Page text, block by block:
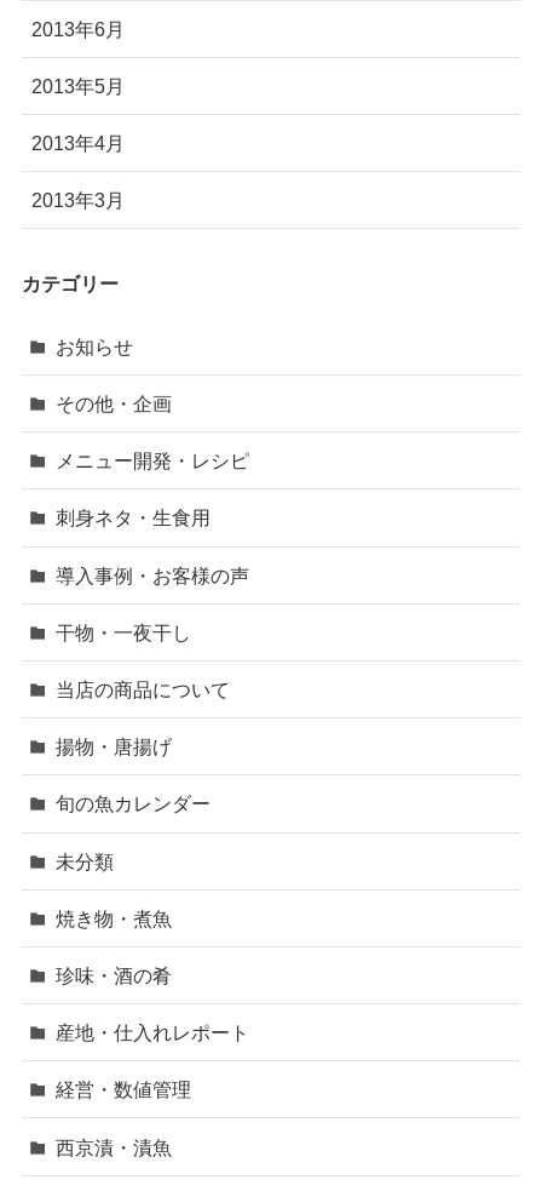
2013年6月
2013年5月
2013年4月
2013年3月
カテゴリー
お知らせ
その他・企画
メニュー開発・レシピ
刺身ネタ・生食用
導入事例・お客様の声
干物・一夜干し
当店の商品について
揚物・唐揚げ
旬の魚カレンダー
未分類
焼き物・煮魚
珍味・酒の肴
産地・仕入れレポート
経営・数値管理
西京漬・漬魚